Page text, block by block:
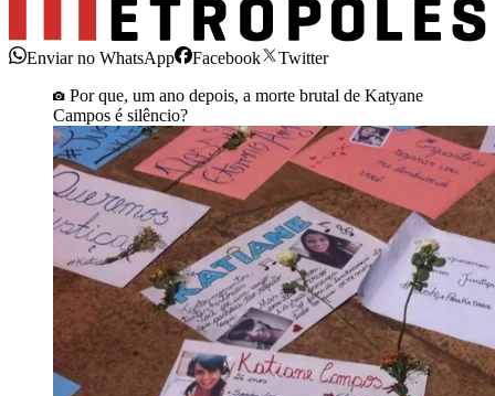
Enviar no WhatsApp Facebook
Twitter
Por que, um ano depois, a morte brutal de Katyane
Campos é silêncio?